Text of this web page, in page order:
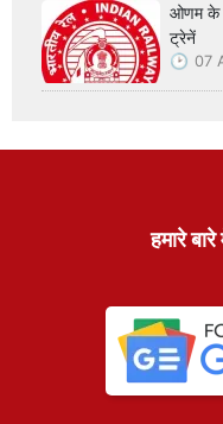
ओणम के
ट्रेनें
07
हमारे बारे